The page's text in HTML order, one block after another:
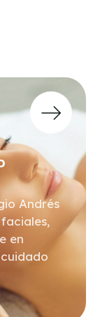
Andrés
en